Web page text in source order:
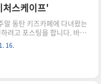
는 비트코인 전망과 함께 비
구체적으로 살펴보겠습니
인 정보를 숙지하는 것이 중
의존하지 않는 것이 성공의
비트코인의 특징, 거래 방법,
알아보겠습니다.비트코인
?최근 비트코인 가격이..
처스케이프'
말 동탄 키즈카페에 다녀왔는
려고 포스팅을 합니다. 바로
키즈카페인데요. 아이들이
어디갈지 고민하게 되는데
것 같아요! 아이들이 주말
보통 키즈카페를 가게 되는
16.